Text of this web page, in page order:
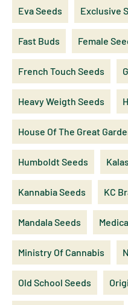
Eva Seeds Exclusive
Fast Buds Female
French Touch Seeds
Heavy Weigth Seeds
House Of The Great
Humboldt Seeds
Kannabia Seeds KC
Mandala Seeds
Ministry Of Cannabis
Old School Seeds